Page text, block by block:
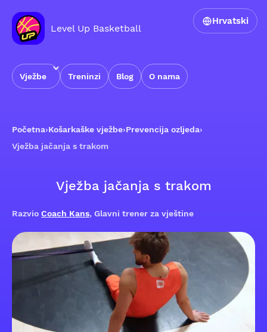
Level Up Basketball
Vježbe Treninzi Blog O nama
Hrvatski
Početna›Košarkaške vježbe›Prevencija ozljeda›
Vježba jačanja s trakom
Vježba jačanja s trakom
Razvio Coach Kans, Glavni trener za vještine